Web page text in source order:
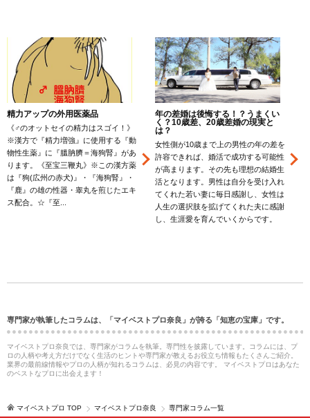
精力アップの外用医薬品
《♂のオットセイの精力はスゴイ！》
※漢方で『精力増強』に使用する『動
物性生薬』に『膃肭臍＝海狗腎』があ
ります。《至宝三鞭丸》※この漢方薬
は『狗(広州の赤犬)』・『海狗腎』・
『鹿』の雄の性器・睾丸を煎じたエキ
ス配合。☆『至...
年の差婚は後悔する！？うまくい
く？10歳差、20歳差婚の現実と
は？
女性側が10歳まで上の男性の年の差を
許容できれば、婚活で成功する可能性
が高まります。その先も理想の結婚生
活となります。男性は自分を受け入れ
てくれた若い妻に毎日感謝し、女性は
人生の選択肢を拡げてくれた夫に感謝
し、生涯愛を育んでいくからです。
専門家が執筆したコラムは、「マイベストプロ奈良」が誇る「知恵の宝庫」です。
マイベストプロ奈良では、専門家がコラムを執筆。専門性を披露しています。コラムには、プ
ロの人柄や考え方だけでなく生活のヒントや専門家が教えるお役立ち情報もたくさんご紹介。
業界の最前線情報やプロの人柄が知れるコラムは、必見の内容です。 マイベストプロはあなた
のベストなプロに出会えます！
マイベストプロ TOP マイベストプロ奈良 専門家コラム一覧